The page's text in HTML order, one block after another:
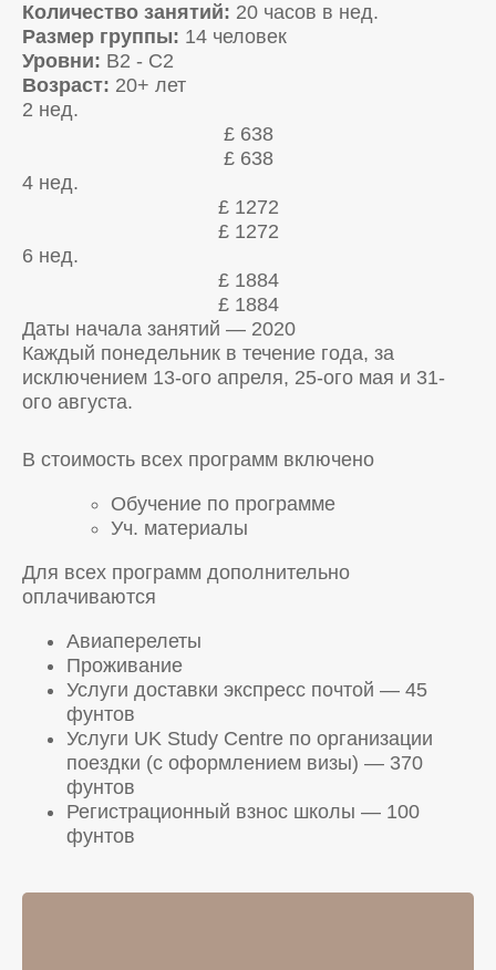
Количество занятий: 20 часов в нед.
Размер группы: 14 человек
Уровни: B2 - C2
Возраст: 20+ лет
2 нед.
£ 638
£ 638
4 нед.
£ 1272
£ 1272
6 нед.
£ 1884
£ 1884
Даты начала занятий — 2020
Каждый понедельник в течение года, за
исключением 13-ого апреля, 25-ого мая и 31-
ого августа.
В стоимость всех программ включено
Обучение по программе
Уч. материалы
Для всех программ дополнительно
оплачиваются
Авиаперелеты
Проживание
Услуги доставки экспресс почтой — 45
фунтов
Услуги UK Study Centre по организации
поездки (с оформлением визы) — 370
фунтов
Регистрационный взнос школы — 100
фунтов